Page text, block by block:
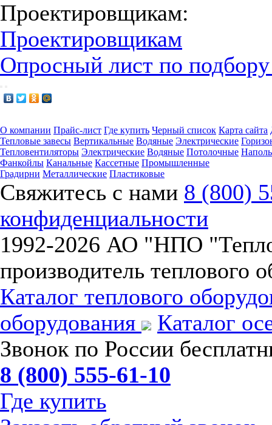
Проектировщикам:
Проектировщикам
Опросный лист по подбору
О компании Прайс-лист Где купить Черный список Карта сайта
Тепловые завесы Вертикальные Водяные Электрические
Тепловентиляторы Электрические Водяные Потолочные
Фанкойлы Канальные Кассетные Промышленные
Градирни Металлические Пластиковые
Свяжитесь с нами 8 (800)
конфиденциальности
1992-2026 АО "НПО
производитель теплового
Каталог теплового
оборудования
Каталог
Звонок по России
8 (800) 555-61-10
Где купить